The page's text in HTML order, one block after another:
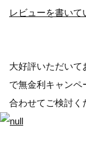
レビューを書いて
大好評いただいて
で無金利キャンペ
合わせてご検討く